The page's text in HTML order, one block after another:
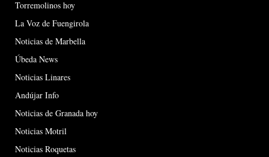
Torremolinos hoy
La Voz de Fuengirola
Noticias de Marbella
Úbeda News
Noticias Linares
Andújar Info
Noticias de Granada hoy
Noticias Motril
Noticias Roquetas